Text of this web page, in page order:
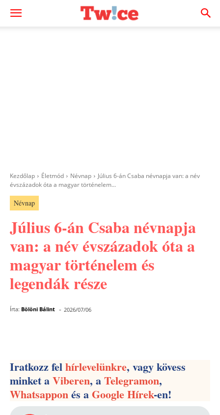
Kezdőlap Életmód Névnap
Július 6-án Csaba névnapja van: a név
évszázadok óta a magyar történelem...
Névnap
Július 6-án Csaba névnapja
van: a név évszázadok óta a
magyar történelem és
legendák része
Írta: Bölöni Bálint - 2026/07/06
Iratkozz felhírlevelünkre, vagy kövess
minket aViberen, aTelegramon,
Whatsapponés aGoogle Hírek-en!